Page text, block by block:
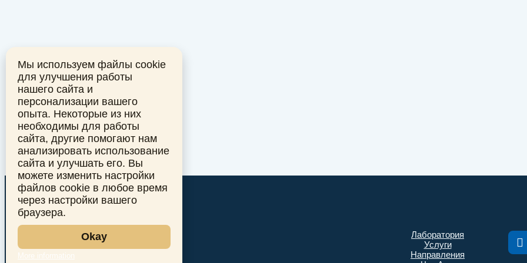
Лаборатория
Услуги
Направления
Мы используем файлы cookie
для улучшения работы
нашего сайта и
персонализации вашего
опыта. Некоторые из них
необходимы для работы
сайта, другие помогают нам
анализировать использование
сайта и улучшать его. Вы
можете изменить настройки
файлов cookie в любое время
через настройки вашего
браузера.
Okay
More information